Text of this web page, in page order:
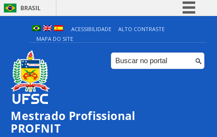
BRASIL
Simplifique!
Comunica BR
Participe
ACESSIBILIDADE
ALTO CONTRASTE
MAPA DO SITE
Mestrado Profissional
PROFNIT